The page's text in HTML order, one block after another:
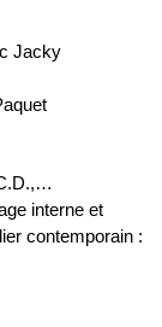
Jacky
interne et
contemporain :